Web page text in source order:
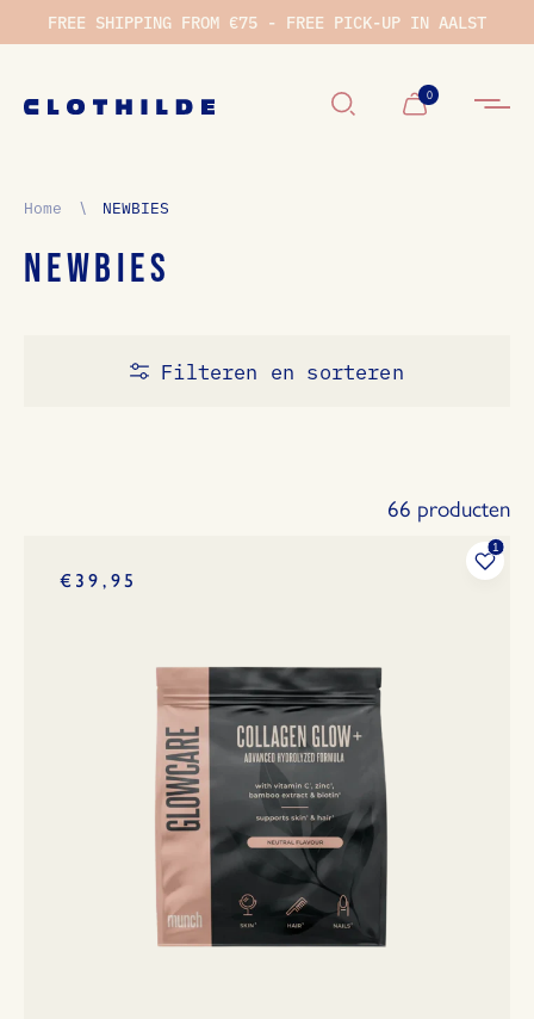
FREE SHIPPING FROM €75 - FREE PICK-UP IN AALST
0
Home ∖ NEWBIES
NEWBIES
Filteren en sorteren
66 producten
€39,95